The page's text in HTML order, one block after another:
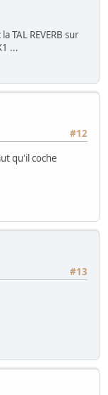
TAL REVERB sur
...
#12
qu'il coche
#13